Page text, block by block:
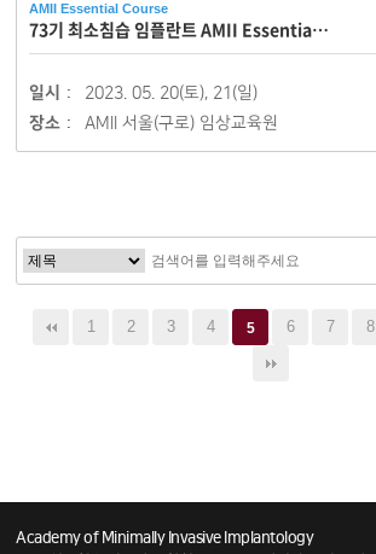
AMII Essential Course
73기 최소침습 임플란트 AMII Essentia…
일시 :
2023. 05. 20(토), 21(일)
장소 :
AMII 서울(구로) 임상교육원
1 2 3 4 5 6 7 8
Academy of Minimally Invasive Implantology